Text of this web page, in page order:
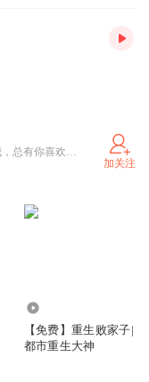
成熟团队咔咔更，多频道涉猎，关注我，总有你喜欢的【主播偏爱系统开挂爽文】
加关注
【免费】重生败家子|
都市重生大神